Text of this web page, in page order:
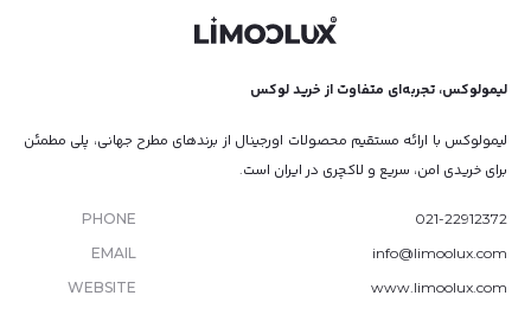
لیمولوکس، تجربه‌ای متفاوت از خرید لوکس
لیمولوکس با ارائه مستقیم محصولات اورجینال از برندهای مطرح جهانی، پلی مطمئن
برای خریدی امن، سریع و لاکچری در ایران است.
PHONE
021-22912372
EMAIL
info@limoolux.com
WEBSITE
www.limoolux.com